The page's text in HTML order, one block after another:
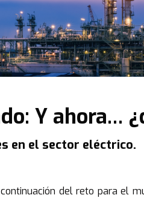
Y ahora…
en el sector eléctrico.
del reto para el